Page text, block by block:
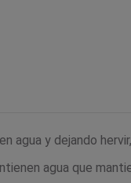
agua y dejando
agua que